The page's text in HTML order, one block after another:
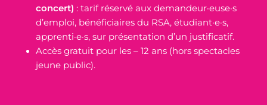
concert) : tarif réservé aux demandeur·euse·s
d’emploi, bénéficiaires du RSA, étudiant·e·s,
apprenti·e·s, sur présentation d’un justificatif.
Accès gratuit pour les – 12 ans (hors spectacles
jeune public).